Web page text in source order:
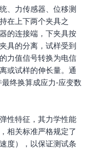
、力传感器、位移测
在上下两个夹具之
的连接端，下夹具按
具的分离，试样受到
力值信号转换为电信
或试样的伸长量。通
终换算成应力-应变数
性特征，其力学性能
相关标准严格规定了
度），以保证测试条